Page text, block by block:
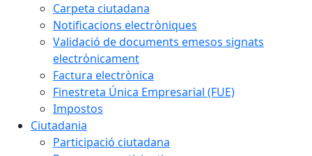
Carpeta ciutadana
Notificacions electròniques
Validació de documents emesos signats
electrònicament
Factura electrònica
Finestreta Única Empresarial (FUE)
Impostos
Ciutadania
Participació ciutadana